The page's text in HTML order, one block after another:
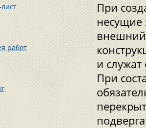
работ
При
несущие
и
При